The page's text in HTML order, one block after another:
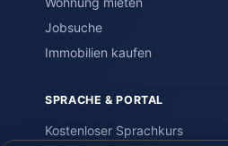
Jobsuche
Immobilien kaufen
SPRACHE & PORTAL
Kostenloser Sprachkurs